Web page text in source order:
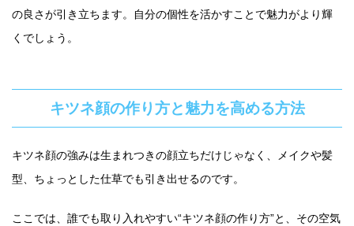
の良さが引き立ちます。自分の個性を活かすことで魅力がより輝
くでしょう。
キツネ顔の作り方と魅力を高める方法
キツネ顔の強みは生まれつきの顔立ちだけじゃなく、メイクや髪
型、ちょっとした仕草でも引き出せるのです。
ここでは、誰でも取り入れやすい“キツネ顔の作り方”と、その空気